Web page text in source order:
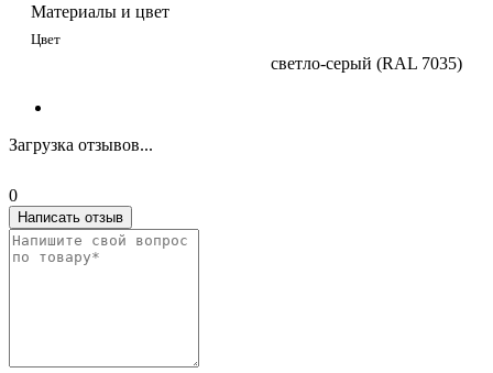
Материалы и цвет
Цвет
светло-серый (RAL 7035)
Загрузка отзывов...
0
Написать отзыв